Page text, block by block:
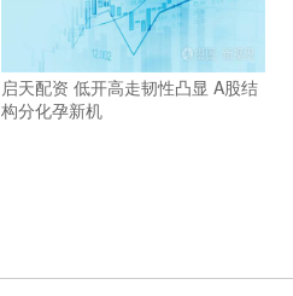
启天配资 低开高走韧性凸显 A股结
构分化孕新机